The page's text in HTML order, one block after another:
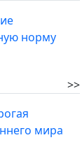
норму
>>
мира